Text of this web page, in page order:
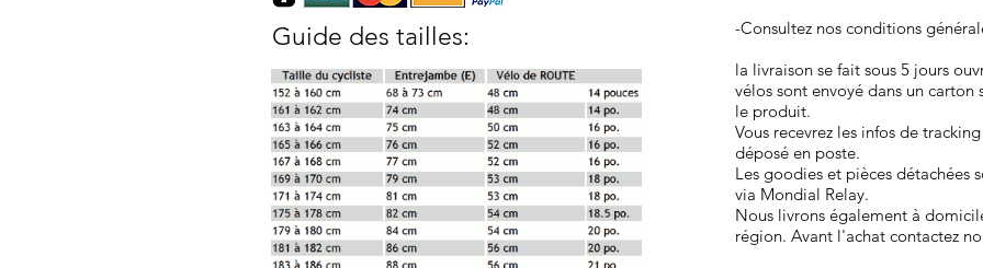
Guide des tailles:
-Consultez nos conditions
la livraison se fait sous 5 jours
vélos sont envoyé dans un
le produit.
Vous recevrez les infos de
déposé en poste.
Les goodies et pièces détachées
via Mondial Relay.
Nous livrons également à
région. Avant l'achat contactez